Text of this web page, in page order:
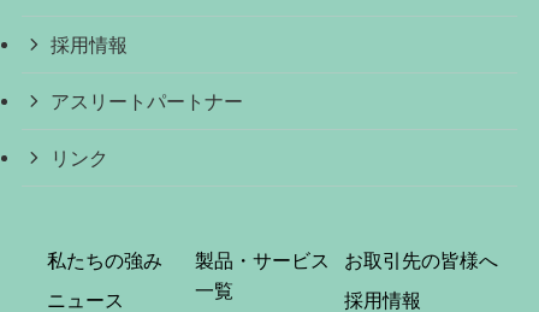
採用情報
アスリートパートナー
リンク
私たちの強み
ニュース
製品・サービス
一覧
お取引先の皆様へ
採用情報